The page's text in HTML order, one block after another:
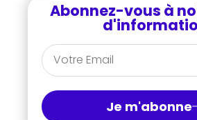
Abonnez-vous à
Je m'abonne